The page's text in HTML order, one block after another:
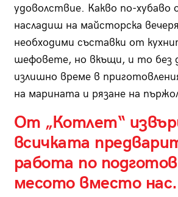
удоволствие. Какво по-хубаво
насладиш на майсторска
необходими съставки от
шефовете, но вкъщи, и то без
излишно време в
на марината и рязане на
От „Котлет“
всичката
работа по
месото вместо нас.